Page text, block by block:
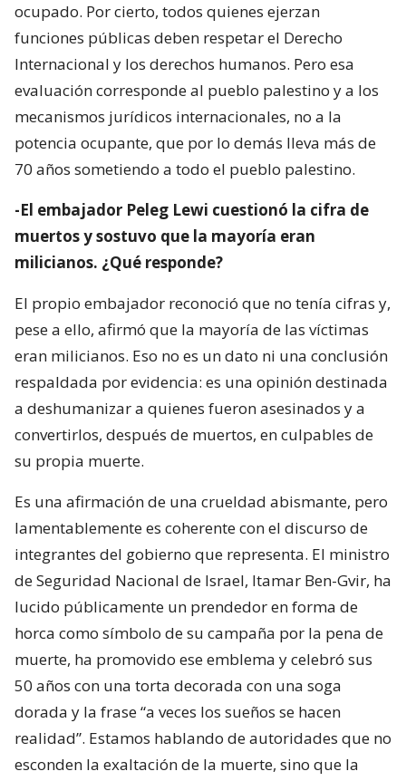
ocupado. Por cierto, todos quienes ejerzan
funciones públicas deben respetar el Derecho
Internacional y los derechos humanos. Pero esa
evaluación corresponde al pueblo palestino y a los
mecanismos jurídicos internacionales, no a la
potencia ocupante, que por lo demás lleva más de
70 años sometiendo a todo el pueblo palestino.
-El embajador Peleg Lewi cuestionó la cifra de
muertos y sostuvo que la mayoría eran
milicianos. ¿Qué responde?
El propio embajador reconoció que no tenía cifras y,
pese a ello, afirmó que la mayoría de las víctimas
eran milicianos. Eso no es un dato ni una conclusión
respaldada por evidencia: es una opinión destinada
a deshumanizar a quienes fueron asesinados y a
convertirlos, después de muertos, en culpables de
su propia muerte.
Es una afirmación de una crueldad abismante, pero
lamentablemente es coherente con el discurso de
integrantes del gobierno que representa. El ministro
de Seguridad Nacional de Israel, Itamar Ben-Gvir, ha
lucido públicamente un prendedor en forma de
horca como símbolo de su campaña por la pena de
muerte, ha promovido ese emblema y celebró sus
50 años con una torta decorada con una soga
dorada y la frase “a veces los sueños se hacen
realidad”. Estamos hablando de autoridades que no
esconden la exaltación de la muerte, sino que la